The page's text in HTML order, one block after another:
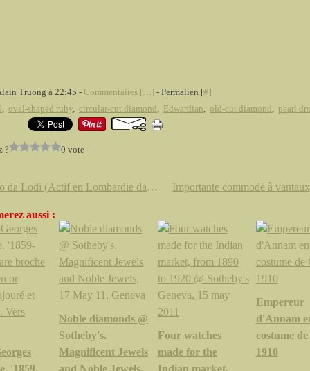
Truong à 22:45 - Commentaires [… ] - Permalien [#]
, oval-shaped ruby, circular-cut diamond, Edwardian, old-cut diamond, pearl
? 0 vote
Gilardo da Lodi (Actif en Lombardie dans la première moitié du XVIIème siècle) Raisins, pommes et grenades sur un entablement
aussi :
'1859-
Noble diamonds @
Sotheby's.
Magnificent Jewels
and Noble Jewels,
Four watches
made for the
Indian market,
Empereur
d'Annam
costume
1910